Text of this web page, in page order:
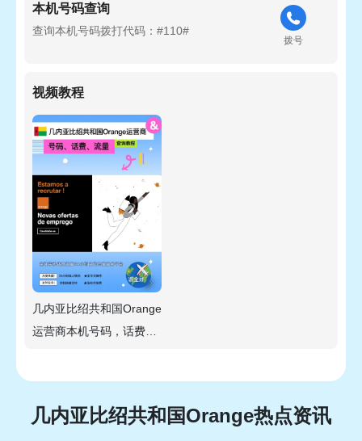
本机号码查询
查询本机号码拨打代码：#110#
拨号
视频教程
几内亚比绍共和国Orange
运营商本机号码，话费流
几内亚比绍共和国Orange热点资讯